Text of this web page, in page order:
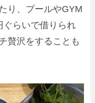
り、プールやGYM
ぐらいで借りられ
贅沢をすることも